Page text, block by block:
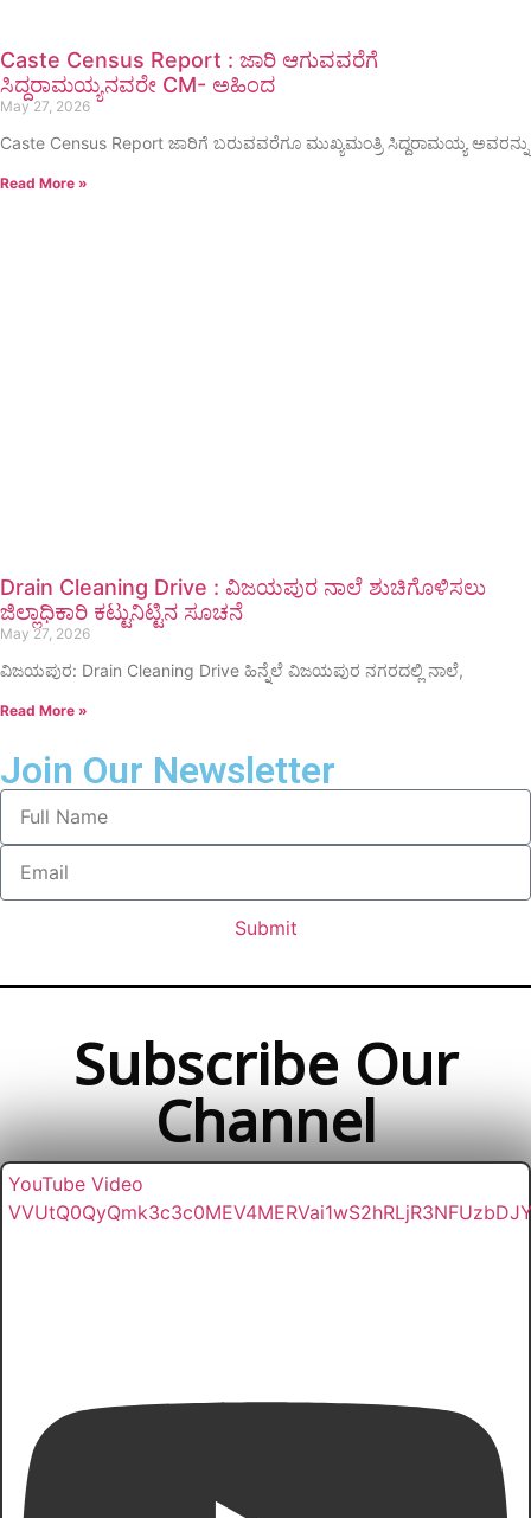
Caste Census Report : ಜಾರಿ ಆಗುವವರೆಗೆ
ಸಿದ್ದರಾಮಯ್ಯನವರೇ CM- ಅಹಿಂದ
May 27, 2026
Caste Census Report ಜಾರಿಗೆ ಬರುವವರೆಗೂ ಮುಖ್ಯಮಂತ್ರಿ ಸಿದ್ದರಾಮಯ್ಯ ಅವರನ್ನು
Read More »
Drain Cleaning Drive : ವಿಜಯಪುರ ನಾಲೆ ಶುಚಿಗೊಳಿಸಲು
ಜಿಲ್ಲಾಧಿಕಾರಿ ಕಟ್ಟುನಿಟ್ಟಿನ ಸೂಚನೆ
May 27, 2026
ವಿಜಯಪುರ: Drain Cleaning Drive ಹಿನ್ನೆಲೆ ವಿಜಯಪುರ ನಗರದಲ್ಲಿ ನಾಲೆ,
Read More »
Join Our Newsletter
Submit
Subscribe Our
Channel
YouTube Video